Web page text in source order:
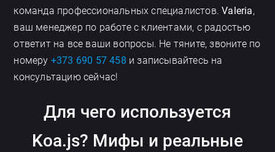
команда профессиональных специалистов.Valeria,
ваш менеджер по работе с клиентами, с радостью
ответит на все ваши вопросы. Не тяните, звоните по
номеру +373 690 57 458 и записывайтесь на
консультацию сейчас!
Для чего используется
Koa.js? Мифы и реальные
×
Обсудить приложение